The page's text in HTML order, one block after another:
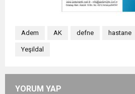
Adem AK defne hastane
Yeşildal
YORUM YAP